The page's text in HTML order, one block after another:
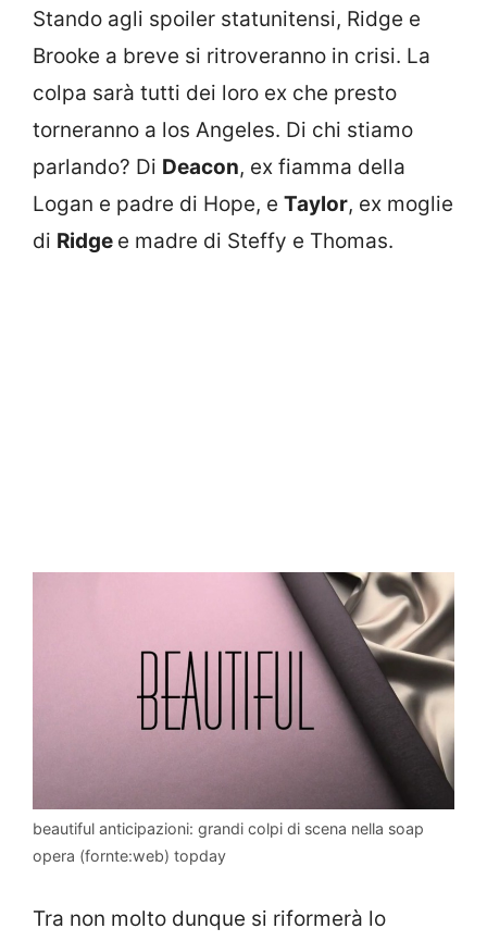
Stando agli spoiler statunitensi, Ridge e
Brooke a breve si ritroveranno in crisi. La
colpa sarà tutti dei loro ex che presto
torneranno a los Angeles. Di chi stiamo
parlando? Di Deacon, ex fiamma della
Logan e padre di Hope, e Taylor, ex moglie
di Ridge e madre di Steffy e Thomas.
beautiful anticipazioni: grandi colpi di scena nella soap
opera (fornte:web) topday
Tra non molto dunque si riformerà lo